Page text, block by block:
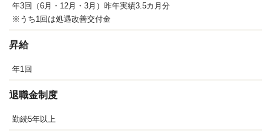
年3回（6月・12月・3月）昨年実績3.5カ月分
※うち1回は処遇改善交付金
昇給
年1回
退職金制度
勤続5年以上